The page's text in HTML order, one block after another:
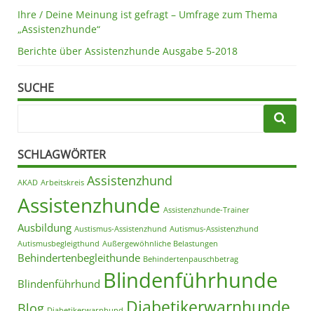
Ihre / Deine Meinung ist gefragt – Umfrage zum Thema
„Assistenzhunde“
Berichte über Assistenzhunde Ausgabe 5-2018
SUCHE
SCHLAGWÖRTER
AKAD Arbeitskreis Assistenzhund
Assistenzhunde Assistenzhunde-Trainer
Ausbildung Austismus-Assistenzhund Autismus-Assistenzhund
Autismusbegleigthund Außergewöhnliche Belastungen
Behindertenbegleithunde Behindertenpauschbetrag
Blindenführhund Blindenführhunde